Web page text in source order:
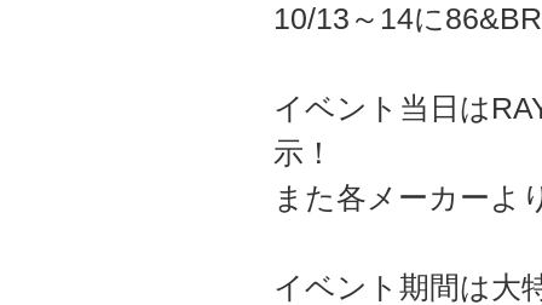
10/13～14に
イベント当日は
示！
また各メーカーよ
イベント期間は大